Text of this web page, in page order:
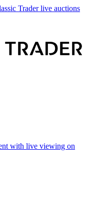
Trader live auctions
with live viewing on